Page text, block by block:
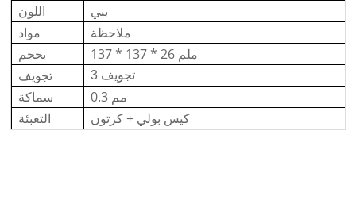
اللون
بني
مواد
ملاحظة
بحجم
137 * 137 * 26 ملم
تجويف
3 تجويف
سماكة
0.3 مم
التعبئة
كيس بولي + كرتون